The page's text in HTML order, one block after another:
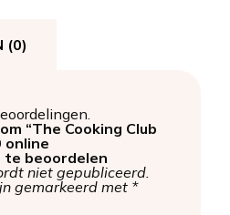
(0)
“The Cooking Club
online
te beoordelen
niet gepubliceerd.
gemarkeerd met *